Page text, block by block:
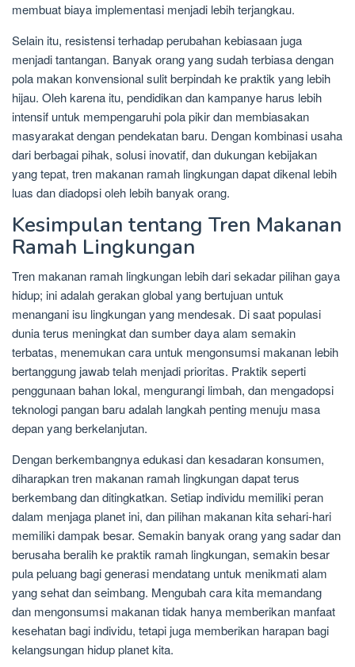
membuat biaya implementasi menjadi lebih terjangkau.
Selain itu, resistensi terhadap perubahan kebiasaan juga
menjadi tantangan. Banyak orang yang sudah terbiasa dengan
pola makan konvensional sulit berpindah ke praktik yang lebih
hijau. Oleh karena itu, pendidikan dan kampanye harus lebih
intensif untuk mempengaruhi pola pikir dan membiasakan
masyarakat dengan pendekatan baru. Dengan kombinasi usaha
dari berbagai pihak, solusi inovatif, dan dukungan kebijakan
yang tepat, tren makanan ramah lingkungan dapat dikenal lebih
luas dan diadopsi oleh lebih banyak orang.
Kesimpulan tentang Tren Makanan
Ramah Lingkungan
Tren makanan ramah lingkungan lebih dari sekadar pilihan gaya
hidup; ini adalah gerakan global yang bertujuan untuk
menangani isu lingkungan yang mendesak. Di saat populasi
dunia terus meningkat dan sumber daya alam semakin
terbatas, menemukan cara untuk mengonsumsi makanan lebih
bertanggung jawab telah menjadi prioritas. Praktik seperti
penggunaan bahan lokal, mengurangi limbah, dan mengadopsi
teknologi pangan baru adalah langkah penting menuju masa
depan yang berkelanjutan.
Dengan berkembangnya edukasi dan kesadaran konsumen,
diharapkan tren makanan ramah lingkungan dapat terus
berkembang dan ditingkatkan. Setiap individu memiliki peran
dalam menjaga planet ini, dan pilihan makanan kita sehari-hari
memiliki dampak besar. Semakin banyak orang yang sadar dan
berusaha beralih ke praktik ramah lingkungan, semakin besar
pula peluang bagi generasi mendatang untuk menikmati alam
yang sehat dan seimbang. Mengubah cara kita memandang
dan mengonsumsi makanan tidak hanya memberikan manfaat
kesehatan bagi individu, tetapi juga memberikan harapan bagi
kelangsungan hidup planet kita.